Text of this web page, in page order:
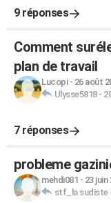
9 réponses
Comment
plan de travail
Lucopi- 26 août
Ulysse5818-
7 réponses
probleme
mehdi081 - 23 juin
stf_la sudiste